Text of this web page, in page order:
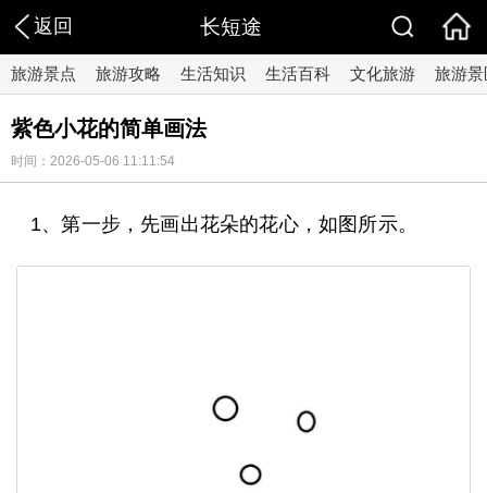
返回 长短途
旅游景点 旅游攻略 生活知识 生活百科 文化旅游 旅游景
紫色小花的简单画法
时间：2026-05-06 11:11:54
1、第一步，先画出花朵的花心，如图所示。